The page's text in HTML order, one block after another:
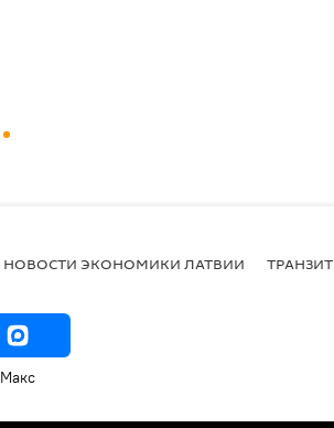
НОВОСТИ ЭКОНОМИКИ ЛАТВИИ ТРАНЗИТ
Макс